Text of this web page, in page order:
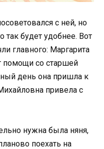
с ней, но
так будет удобнее. Вот
главного: Маргарита
помощи со старшей
день она пришла к
привела с
нужна была няня,
поехать на